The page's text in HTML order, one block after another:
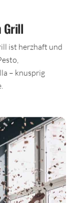
Grill
ist herzhaft und
– knusprig